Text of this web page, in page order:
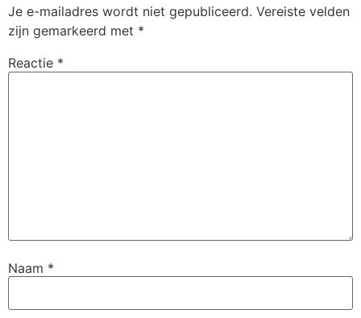
Je e-mailadres wordt niet gepubliceerd. Vereiste velden
zijn gemarkeerd met *
Reactie *
Naam *